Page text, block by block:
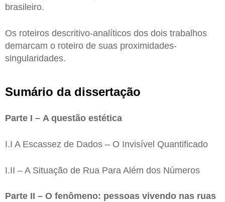
brasileiro.
Os roteiros descritivo-analíticos dos dois trabalhos
demarcam o roteiro de suas proximidades-
singularidades.
Sumário da dissertação
Parte I – A questão estética
I.I A Escassez de Dados – O Invisível Quantificado
I.II – A Situação de Rua Para Além dos Números
Parte II – O fenômeno: pessoas vivendo nas ruas